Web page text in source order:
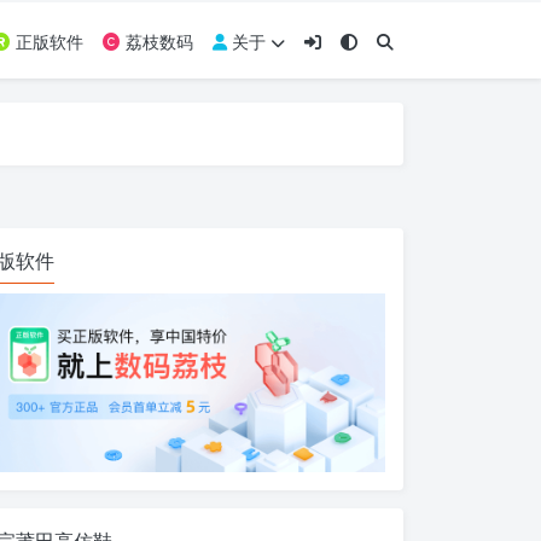
正版软件 荔枝数码 关于
软件